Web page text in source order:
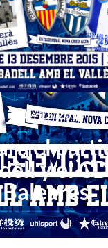
09/12/2015
el
y el
Baleares